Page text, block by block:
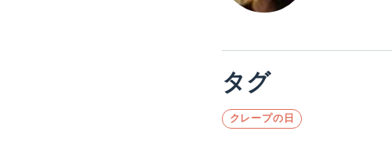
タグ
クレープの日